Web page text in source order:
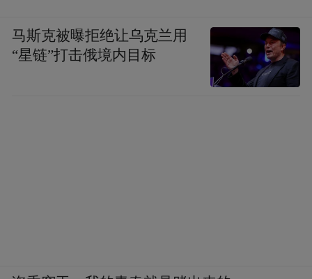
马斯克被曝拒绝让乌克兰用
“星链”打击俄境内目标